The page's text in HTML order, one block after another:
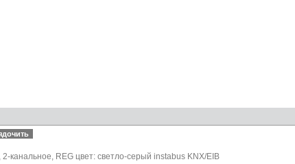
канальное, REG цвет: светло-серый instabus KNX/EIB